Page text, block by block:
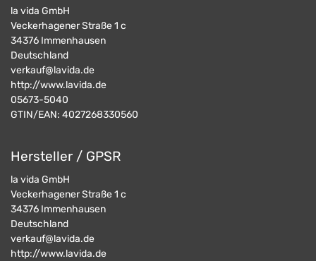
la vida GmbH
Veckerhagener Straße 1 c
34376 Immenhausen
Deutschland
verkauf@lavida.de
http://www.lavida.de
05673-5040
GTIN/EAN: 4027268330560
Hersteller / GPSR
la vida GmbH
Veckerhagener Straße 1 c
34376 Immenhausen
Deutschland
verkauf@lavida.de
http://www.lavida.de